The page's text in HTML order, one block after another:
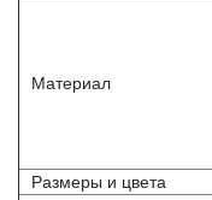
Материал
Размеры и цвета